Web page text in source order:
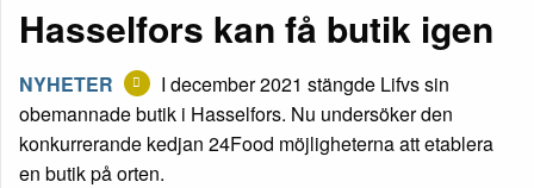
Hasselfors kan få butik igen
NYHETER
I december 2021 stängde Lifvs sin
obemannade butik i Hasselfors. Nu undersöker den
konkurrerande kedjan 24Food möjligheterna att etablera
en butik på orten.